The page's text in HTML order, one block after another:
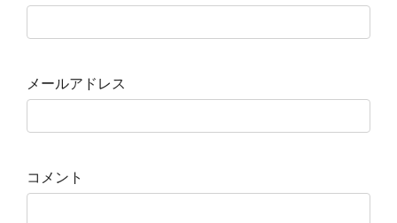
メールアドレス
コメント